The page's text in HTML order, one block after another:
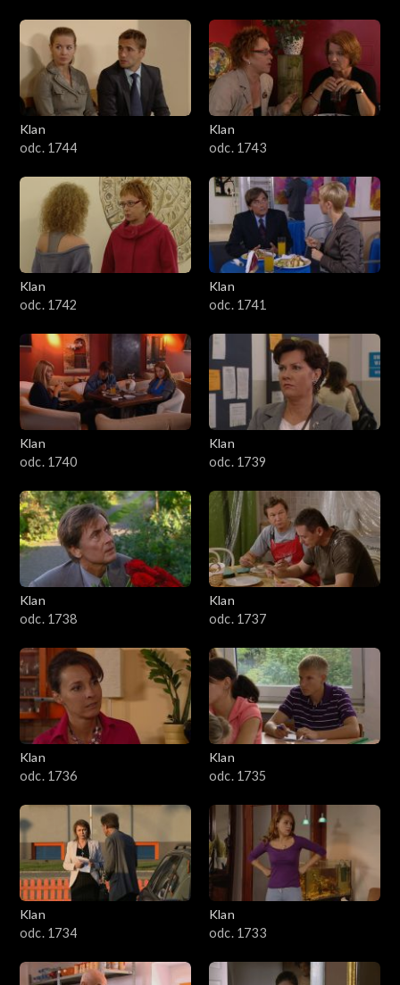
Klan
odc. 1744
Klan
odc. 1743
Klan
odc. 1742
Klan
odc. 1741
Klan
odc. 1740
Klan
odc. 1739
Klan
odc. 1738
Klan
odc. 1737
Klan
odc. 1736
Klan
odc. 1735
Klan
odc. 1734
Klan
odc. 1733